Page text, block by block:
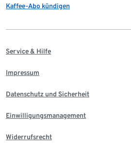
Kaffee-Abo kündigen
Service & Hilfe
Impressum
Datenschutz und Sicherheit
Einwilligungsmanagement
Widerrufsrecht